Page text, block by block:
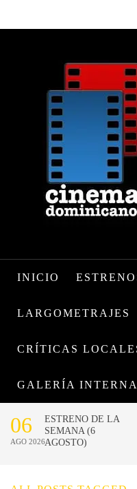
INICIO
LARGOMETRAJES
CRÍTICAS
GALERÍA